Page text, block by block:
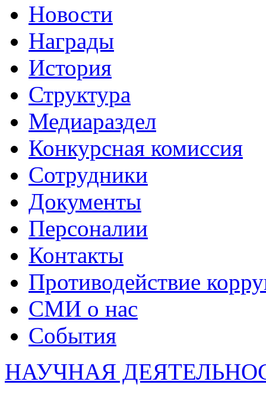
Новости
Награды
История
Структура
Медиараздел
Конкурсная комиссия
Сотрудники
Документы
Персоналии
Контакты
Противодействие
СМИ о нас
События
НАУЧНАЯ